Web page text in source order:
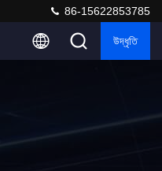
86-15622853785
উদ্ধৃতি